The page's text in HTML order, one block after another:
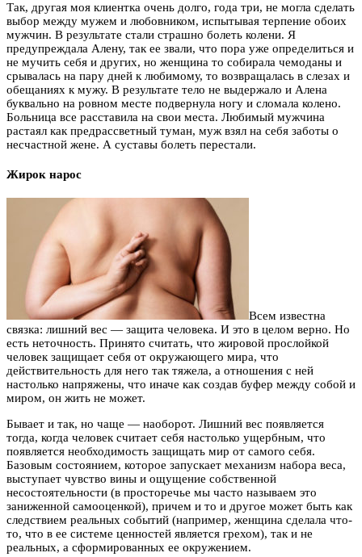
Так, другая моя клиентка очень долго, года три, не могла сделать
выбор между мужем и любовником, испытывая терпение обоих
мужчин. В результате стали страшно болеть колени. Я
предупреждала Алену, так ее звали, что пора уже определиться и
не мучить себя и других, но женщина то собирала чемоданы и
срывалась на пару дней к любимому, то возвращалась в слезах и
обещаниях к мужу. В результате тело не выдержало и Алена
буквально на ровном месте подвернула ногу и сломала колено.
Больница все расставила на свои места. Любимый мужчина
растаял как предрассветный туман, муж взял на себя заботы о
несчастной жене. А суставы болеть перестали.
Жирок нарос
Всем известна
связка: лишний вес — защита человека. И это в целом верно. Но
есть неточность. Принято считать, что жировой прослойкой
человек защищает себя от окружающего мира, что
действительность для него так тяжела, а отношения с ней
настолько напряжены, что иначе как создав буфер между собой и
миром, он жить не может.
Бывает и так, но чаще — наоборот. Лишний вес появляется
тогда, когда человек считает себя настолько ущербным, что
появляется необходимость защищать мир от самого себя.
Базовым состоянием, которое запускает механизм набора веса,
выступает чувство вины и ощущение собственной
несостоятельности (в просторечье мы часто называем это
заниженной самооценкой), причем и то и другое может быть как
следствием реальных событий (например, женщина сделала что-
то, что в ее системе ценностей является грехом), так и не
реальных, а сформированных ее окружением.